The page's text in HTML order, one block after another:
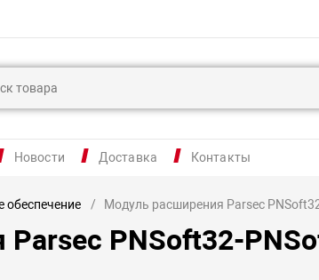
Новости Доставка Контакты
обеспечение Модуль расширения Parsec
PNSoft32-